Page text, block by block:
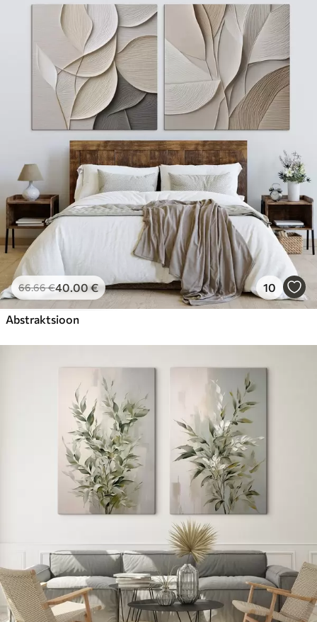
66.66€40.00€ 10
Abstraktsioon